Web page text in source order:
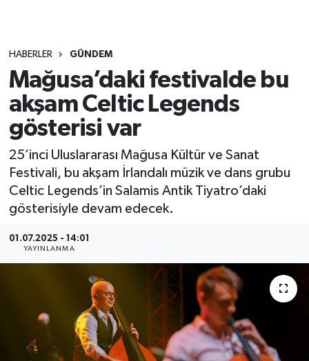
HABERLER GÜNDEM
Mağusa’daki festivalde bu
akşam Celtic Legends
gösterisi var
25’inci Uluslararası Mağusa Kültür ve Sanat
Festivali, bu akşam İrlandalı müzik ve dans grubu
Celtic Legends’in Salamis Antik Tiyatro’daki
gösterisiyle devam edecek.
01.07.2025 - 14:01
YAYINLANMA